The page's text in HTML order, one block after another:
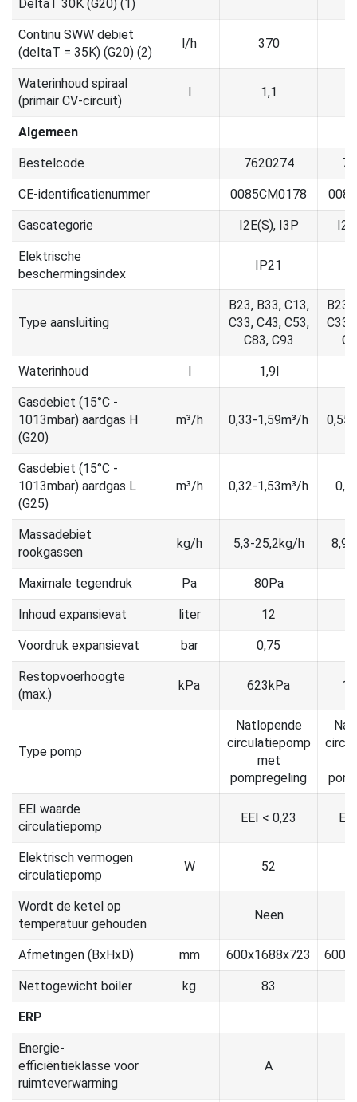
DeltaT 30K (G20) (1)
Continu SWW debiet
(deltaT = 35K) (G20) (2)
l/h 370
Waterinhoud spiraal
(primair CV-circuit)
l 1,1
Algemeen
Bestelcode 7620274
CE-identificatienummer 0085CM0178
Gascategorie I2E(S), I3P
Elektrische
beschermingsindex
IP21
Type aansluiting
B23, B33, C13,
C33, C43, C53,
C83, C93
B23,
C33,
Waterinhoud l 1,9l
Gasdebiet (15°C -
1013mbar) aardgas H
(G20)
m³/h 0,33-1,59m³/h
Gasdebiet (15°C -
1013mbar) aardgas L
(G25)
m³/h 0,32-1,53m³/h
Massadebiet
rookgassen
kg/h 5,3-25,2kg/h 8,9-
Maximale tegendruk Pa 80Pa
Inhoud expansievat liter 12
Voordruk expansievat bar 0,75
Restopvoerhoogte
(max.)
kPa 623kPa
Type pomp
Natlopende
circulatiepomp
met
pompregeling
EEI waarde
circulatiepomp
EEI < 0,23
Elektrisch vermogen
circulatiepomp
W 52
Wordt de ketel op
temperatuur gehouden
Neen
Afmetingen (BxHxD) mm 600x1688x723
Nettogewicht boiler kg 83
ERP
Energie-
efficiëntieklasse voor
ruimteverwarming
A